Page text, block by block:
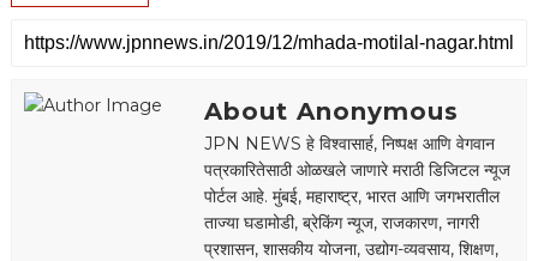
About Anonymous
JPN NEWS हे विश्वासार्ह, निष्पक्ष आणि वेगवान
पत्रकारितेसाठी ओळखले जाणारे मराठी डिजिटल न्यूज
पोर्टल आहे. मुंबई, महाराष्ट्र, भारत आणि जगभरातील
ताज्या घडामोडी, ब्रेकिंग न्यूज, राजकारण, नागरी
प्रशासन, शासकीय योजना, उद्योग-व्यवसाय, शिक्षण,